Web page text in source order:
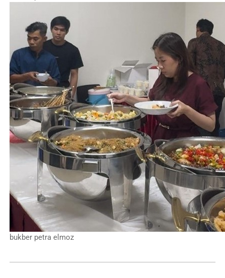
bukber petra elmoz